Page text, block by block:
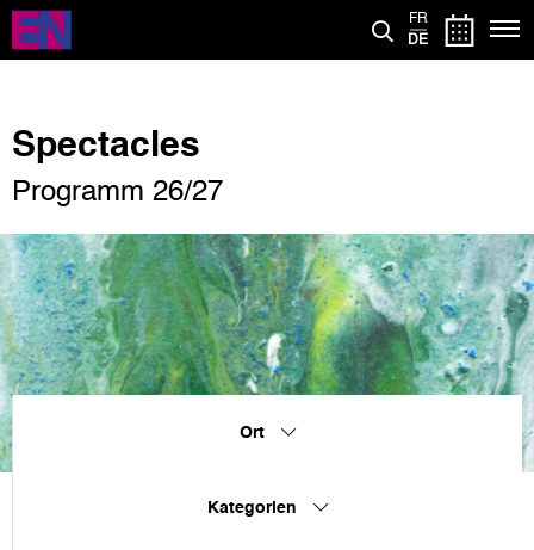
Direkt
zum
Inhalt
FR
DE
Spectacles
Programm 26/27
Ort
Kategorien